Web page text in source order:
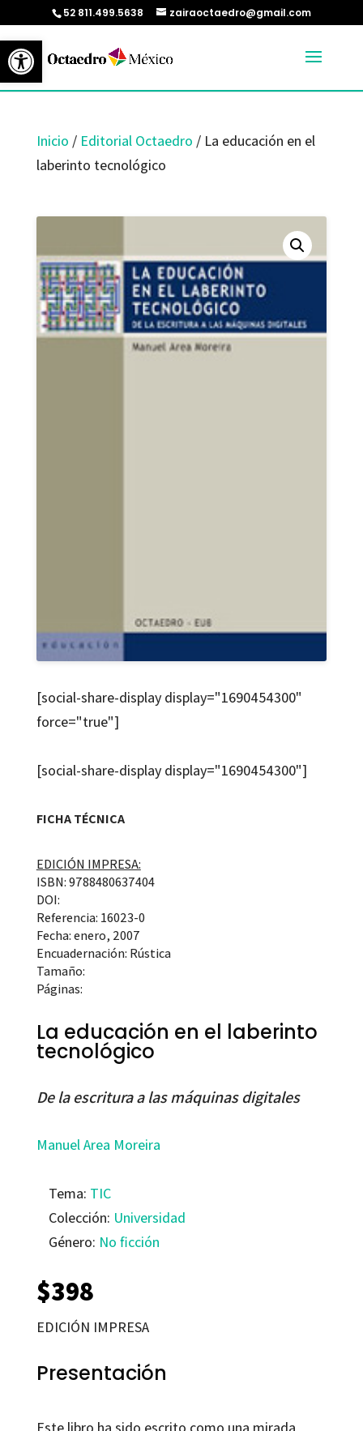
Abrir barra de herramientas
52 811.499.5638 zairaoctaedro@gmail.com
Inicio / Editorial Octaedro / La educación en el
laberinto tecnológico
[social-share-display display="1690454300"
force="true"]
[social-share-display display="1690454300"]
FICHA TÉCNICA
EDICIÓN IMPRESA:
ISBN: 9788480637404
DOI:
Referencia: 16023-0
Fecha: enero, 2007
Encuadernación: Rústica
Tamaño:
Páginas:
La educación en el laberinto
tecnológico
De la escritura a las máquinas digitales
Manuel Area Moreira
Tema: TIC
Colección: Universidad
Género: No ficción
$398
EDICIÓN IMPRESA
Presentación
Este libro ha sido escrito como una mirada